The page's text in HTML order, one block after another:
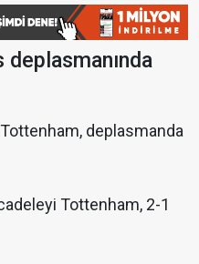
deplasmanda
Tottenham, 2-1